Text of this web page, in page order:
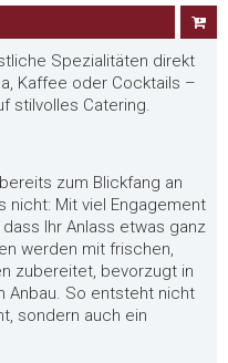
Spezialitäten direkt
Kaffee oder Cocktails –
stilvolles Catering.
zum Blickfang an
nicht: Mit viel Engagement
Ihr Anlass etwas ganz
werden mit frischen,
zubereitet, bevorzugt in
Anbau. So entsteht nicht
sondern auch ein